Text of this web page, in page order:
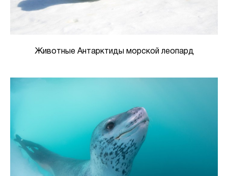
Животные Антарктиды морской леопард